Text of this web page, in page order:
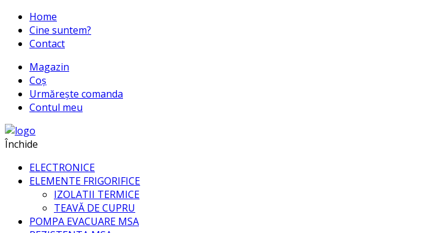
Home
Cine suntem?
Contact
Magazin
Coș
Urmărește comanda
Contul meu
Închide
ELECTRONICE
ELEMENTE FRIGORIFICE
IZOLATII TERMICE
TEAVĂ DE CUPRU
POMPA EVACUARE MSA